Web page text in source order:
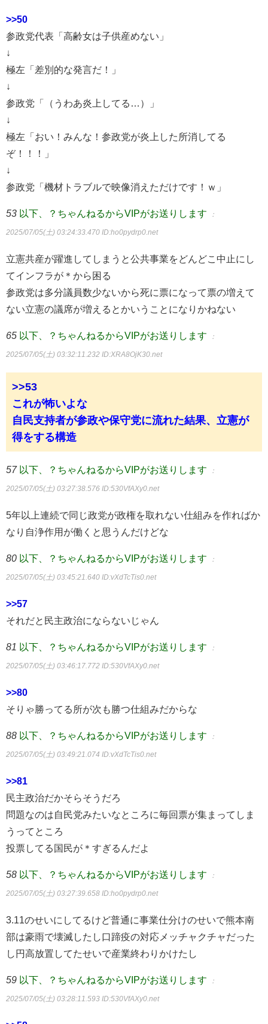
>>50
参政党代表「高齢女は子供産めない」
↓
極左「差別的な発言だ！」
↓
参政党「（うわあ炎上してる…）」
↓
極左「おい！みんな！参政党が炎上した所消してる
ぞ！！！」
↓
参政党「機材トラブルで映像消えただけです！ｗ」
53 以下、？ちゃんねるからVIPがお送りします ：
2025/07/05(土) 03:24:33.470 ID:ho0pydrp0.net
立憲共産が躍進してしまうと公共事業をどんどこ中止にし
てインフラが＊から困る
参政党は多分議員数少ないから死に票になって票の増えて
ない立憲の議席が増えるとかいうことになりかねない
65 以下、？ちゃんねるからVIPがお送りします ：
2025/07/05(土) 03:32:11.232 ID:XRA8OjK30.net
>>53
これが怖いよな
自民支持者が参政や保守党に流れた結果、立憲が
得をする構造
57 以下、？ちゃんねるからVIPがお送りします ：
2025/07/05(土) 03:27:38.576 ID:530VfAXy0.net
5年以上連続で同じ政党が政権を取れない仕組みを作ればか
なり自浄作用が働くと思うんだけどな
80 以下、？ちゃんねるからVIPがお送りします ：
2025/07/05(土) 03:45:21.640 ID:vXdTcTis0.net
>>57
それだと民主政治にならないじゃん
81 以下、？ちゃんねるからVIPがお送りします ：
2025/07/05(土) 03:46:17.772 ID:530VfAXy0.net
>>80
そりゃ勝ってる所が次も勝つ仕組みだからな
88 以下、？ちゃんねるからVIPがお送りします ：
2025/07/05(土) 03:49:21.074 ID:vXdTcTis0.net
>>81
民主政治だかそらそうだろ
問題なのは自民党みたいなところに毎回票が集まってしま
うってところ
投票してる国民が＊すぎるんだよ
58 以下、？ちゃんねるからVIPがお送りします ：
2025/07/05(土) 03:27:39.658 ID:ho0pydrp0.net
3.11のせいにしてるけど普通に事業仕分けのせいで熊本南
部は豪雨で壊滅したし口蹄疫の対応メッチャクチャだった
し円高放置してたせいで産業終わりかけたし
59 以下、？ちゃんねるからVIPがお送りします ：
2025/07/05(土) 03:28:11.593 ID:530VfAXy0.net